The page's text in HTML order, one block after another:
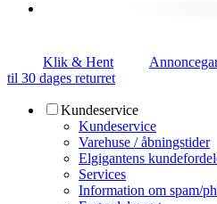
Klik & Hent
til 30 dages returret
Kundeservice
Kundeservice
Varehuse / åbningstider
Elgigantens
Services
Information om spam/